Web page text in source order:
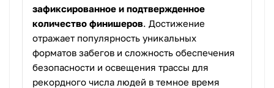
зафиксированное и подтвержденное
количество финишеров. Достижение
отражает популярность уникальных
форматов забегов и сложность обеспечения
безопасности и освещения трассы для
рекордного числа людей в темное время